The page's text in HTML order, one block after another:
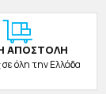
ΑΠΟΣΤΟΛΗ
όλη την Ελλάδα